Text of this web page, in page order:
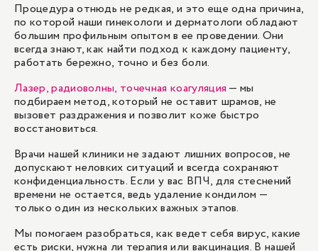
Процедура отнюдь не редкая, и это еще одна причина,
по которой наши гинекологи и дерматологи обладают
большим профильным опытом в ее проведении. Они
всегда знают, как найти подход к каждому пациенту,
работать бережно, точно и без боли.
Лазер, радиоволны, точечная коагуляция — мы
подбираем метод, который не оставит шрамов, не
вызовет раздражения и позволит коже быстро
восстановиться.
Врачи нашей клиники не задают лишних вопросов, не
допускают неловких ситуаций и всегда сохраняют
конфиденциальность. Если у вас ВПЧ, для стеснений
времени не остается, ведь удаление кондилом —
только один из нескольких важных этапов.
Мы помогаем разобраться, как ведет себя вирус, какие
есть риски, нужна ли терапия или вакцинация. В нашей